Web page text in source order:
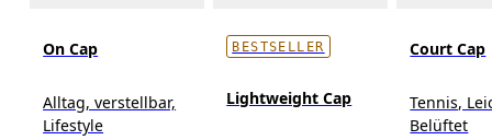
On Cap
Alltag, verstellbar,
Lifestyle
BESTSELLER
Lightweight Cap
Court Cap
Tennis,
Belüftet